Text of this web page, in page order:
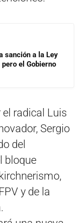
sanción a la Ley
el Gobierno
radical Luis
Sergio
del
bloque
y de la